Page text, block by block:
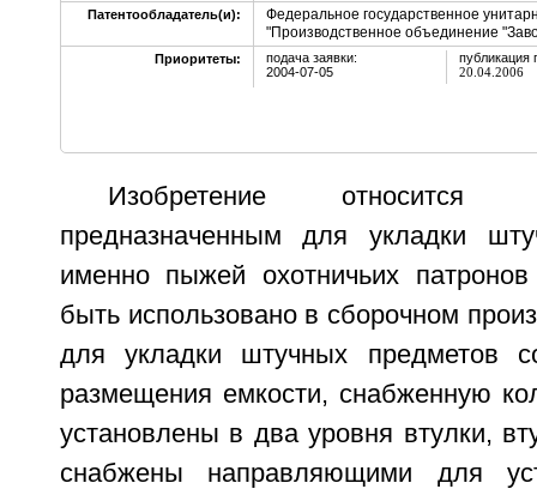
Патентообладатель(и):
Федеральное государственное
"Производственное объединение
Приоритеты:
подача заявки:
2004-07-05
публикация
20.04.2006
Изобретение относится
предназначенным для укладки
именно пыжей охотничьих
быть использовано в сборочном
для укладки штучных предметов
размещения емкости, снабженную
установлены в два уровня втулки,
снабжены направляющими для